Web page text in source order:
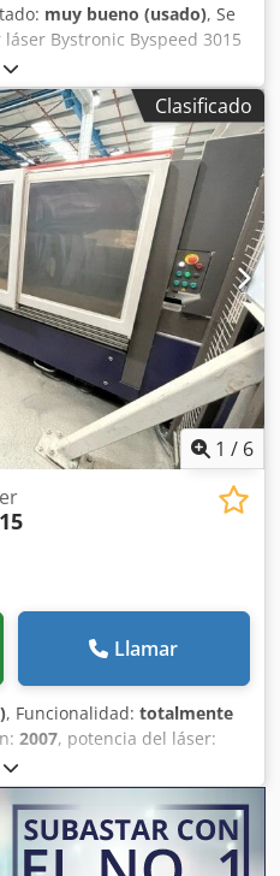
muy bueno (usado), Se
Bystronic Byspeed 3015
y en buen estado Byspeed
6 meses con Bystronic bajo
nuevo/año: 2008 Fabricante:
R Uofx Ag Djha Modelo:
3metros x 1,5metros /
láser: 5,2kw / 5200 vatios
para la carga y descarga
a la luz". Año: 2008
Información más
en el resonador hace 18
uk, que consiste en:
cristalería Nueva bomba de
instalación y formación
Clasificado
1 / 6
Llamar
, Funcionalidad: totalmente
2007, potencia del láser:
Byspeed 3015 usado muy
de láseres Bystronic 4.4kw
3015 4.4kw - Sistema de
nuevo/año 2007
Modelo: Byspeed 3015